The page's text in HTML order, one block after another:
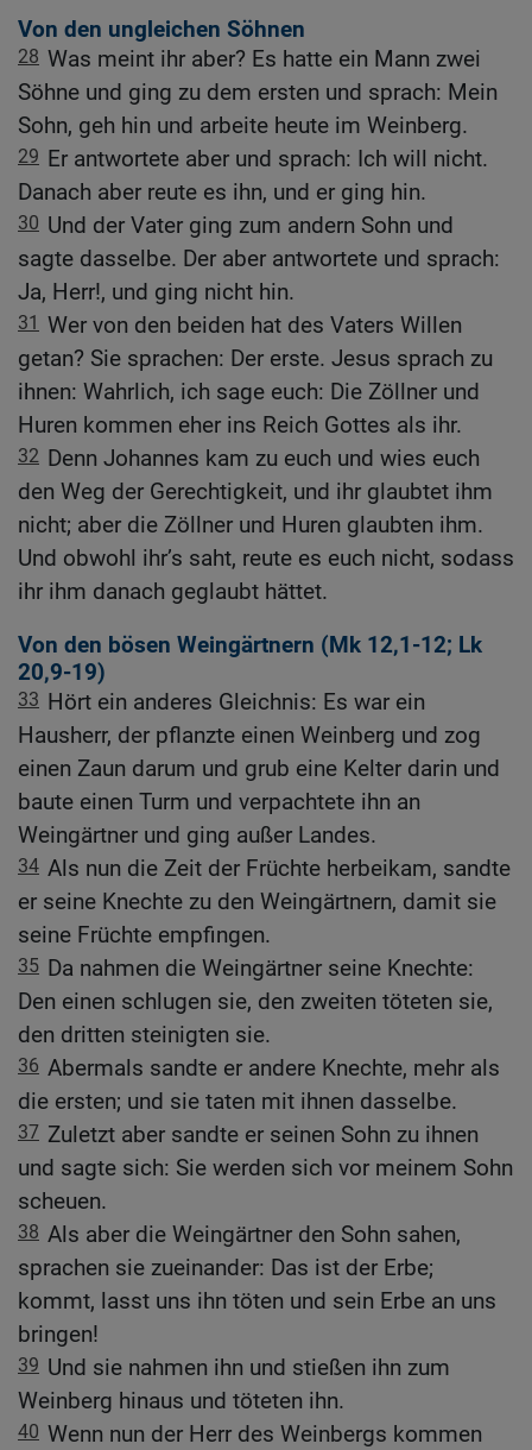
Von den ungleichen Söhnen
28 Was meint ihr aber? Es hatte ein Mann zwei
Söhne und ging zu dem ersten und sprach: Mein
Sohn, geh hin und arbeite heute im Weinberg.
29 Er antwortete aber und sprach: Ich will nicht.
Danach aber reute es ihn, und er ging hin.
30 Und der Vater ging zum andern Sohn und
sagte dasselbe. Der aber antwortete und sprach:
Ja, Herr!, und ging nicht hin.
31 Wer von den beiden hat des Vaters Willen
getan? Sie sprachen: Der erste. Jesus sprach zu
ihnen: Wahrlich, ich sage euch: Die Zöllner und
Huren kommen eher ins Reich Gottes als ihr.
32 Denn Johannes kam zu euch und wies euch
den Weg der Gerechtigkeit, und ihr glaubtet ihm
nicht; aber die Zöllner und Huren glaubten ihm.
Und obwohl ihr’s saht, reute es euch nicht, sodass
ihr ihm danach geglaubt hättet.
Von den bösen Weingärtnern (Mk 12,1-12; Lk
20,9-19)
33 Hört ein anderes Gleichnis: Es war ein
Hausherr, der pflanzte einen Weinberg und zog
einen Zaun darum und grub eine Kelter darin und
baute einen Turm und verpachtete ihn an
Weingärtner und ging außer Landes.
34 Als nun die Zeit der Früchte herbeikam, sandte
er seine Knechte zu den Weingärtnern, damit sie
seine Früchte empfingen.
35 Da nahmen die Weingärtner seine Knechte:
Den einen schlugen sie, den zweiten töteten sie,
den dritten steinigten sie.
36 Abermals sandte er andere Knechte, mehr als
die ersten; und sie taten mit ihnen dasselbe.
37 Zuletzt aber sandte er seinen Sohn zu ihnen
und sagte sich: Sie werden sich vor meinem Sohn
scheuen.
38 Als aber die Weingärtner den Sohn sahen,
sprachen sie zueinander: Das ist der Erbe;
kommt, lasst uns ihn töten und sein Erbe an uns
bringen!
39 Und sie nahmen ihn und stießen ihn zum
Weinberg hinaus und töteten ihn.
40 Wenn nun der Herr des Weinbergs kommen